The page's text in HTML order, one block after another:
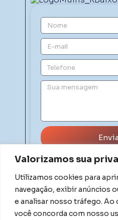
Valorizamos sua
Utilizamos cookies para
navegação, exibir anúncios
e analisar nosso tráfego. Ao
você concorda com nosso